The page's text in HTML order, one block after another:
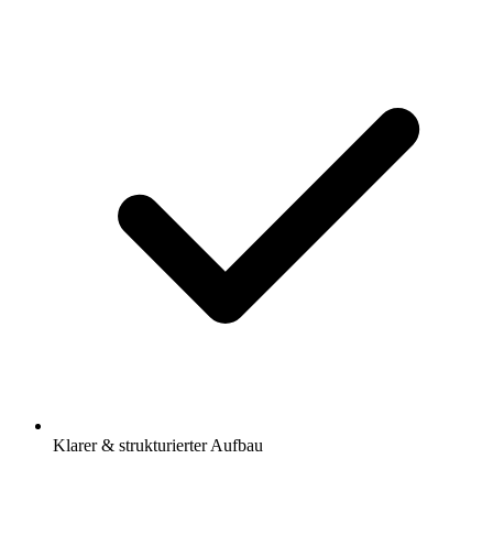
Klarer & strukturierter Aufbau